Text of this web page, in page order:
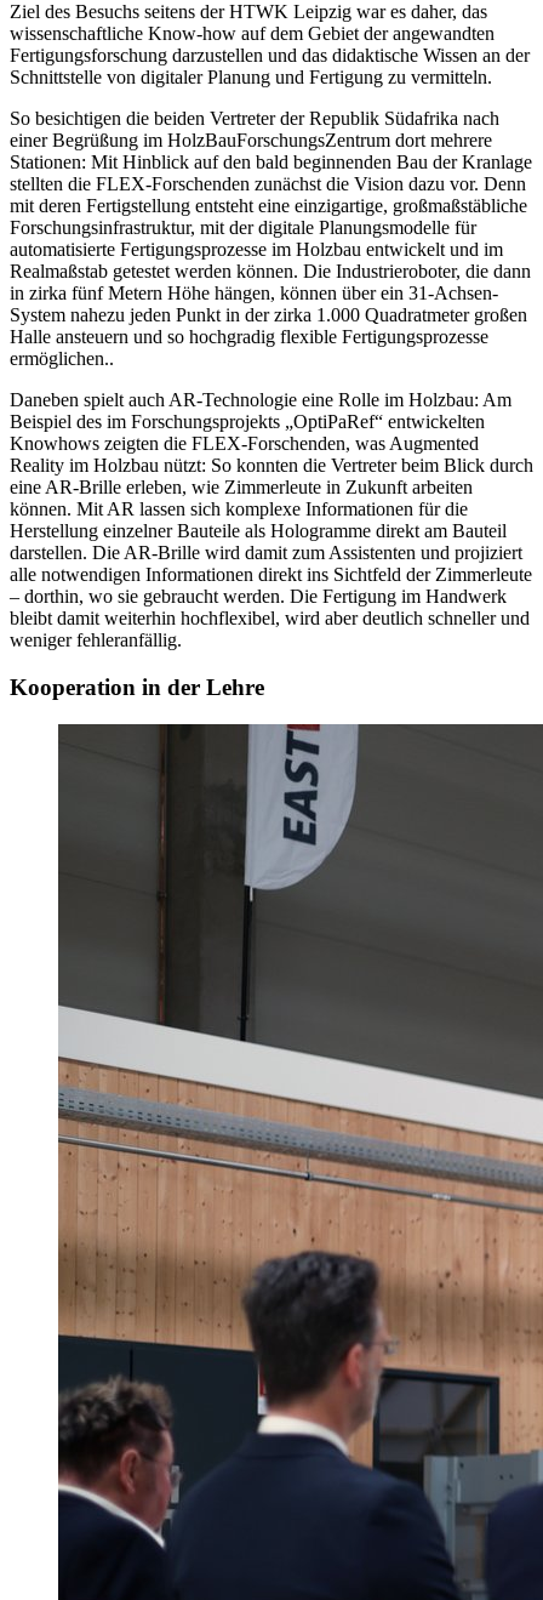
Ziel des Besuchs seitens der HTWK Leipzig war es daher, das
wissenschaftliche Know-how auf dem Gebiet der angewandten
Fertigungsforschung darzustellen und das didaktische Wissen an der
Schnittstelle von digitaler Planung und Fertigung zu vermitteln.
So besichtigen die beiden Vertreter der Republik Südafrika nach
einer Begrüßung im HolzBauForschungsZentrum dort mehrere
Stationen: Mit Hinblick auf den bald beginnenden Bau der Kranlage
stellten die FLEX-Forschenden zunächst die Vision dazu vor. Denn
mit deren Fertigstellung entsteht eine einzigartige, großmaßstäbliche
Forschungsinfrastruktur, mit der digitale Planungsmodelle für
automatisierte Fertigungsprozesse im Holzbau entwickelt und im
Realmaßstab getestet werden können. Die Industrieroboter, die dann
in zirka fünf Metern Höhe hängen, können über ein 31-Achsen-
System nahezu jeden Punkt in der zirka 1.000 Quadratmeter großen
Halle ansteuern und so hochgradig flexible Fertigungsprozesse
ermöglichen..
Daneben spielt auch AR-Technologie eine Rolle im Holzbau: Am
Beispiel des im Forschungsprojekts „OptiPaRef“ entwickelten
Knowhows zeigten die FLEX-Forschenden, was Augmented
Reality im Holzbau nützt: So konnten die Vertreter beim Blick durch
eine AR-Brille erleben, wie Zimmerleute in Zukunft arbeiten
können. Mit AR lassen sich komplexe Informationen für die
Herstellung einzelner Bauteile als Hologramme direkt am Bauteil
darstellen. Die AR-Brille wird damit zum Assistenten und projiziert
alle notwendigen Informationen direkt ins Sichtfeld der Zimmerleute
– dorthin, wo sie gebraucht werden. Die Fertigung im Handwerk
bleibt damit weiterhin hochflexibel, wird aber deutlich schneller und
weniger fehleranfällig.
Kooperation in der Lehre